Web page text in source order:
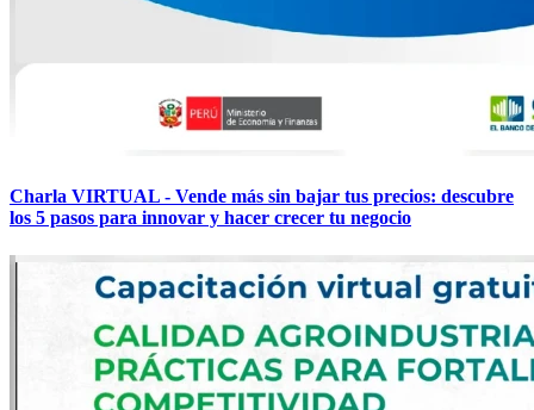
Charla VIRTUAL - Vende más sin bajar tus precios: descubre
los 5 pasos para innovar y hacer crecer tu negocio